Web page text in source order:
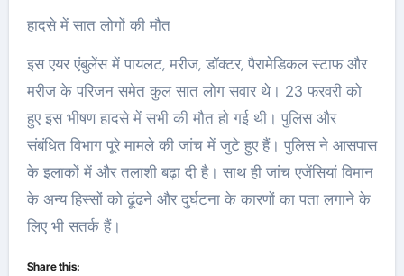
हादसे में सात लोगों की मौत
इस एयर एंबुलेंस में पायलट, मरीज, डॉक्टर, पैरामेडिकल स्टाफ और
मरीज के परिजन समेत कुल सात लोग सवार थे। 23 फरवरी को
हुए इस भीषण हादसे में सभी की मौत हो गई थी। पुलिस और
संबंधित विभाग पूरे मामले की जांच में जुटे हुए हैं। पुलिस ने आसपास
के इलाकों में और तलाशी बढ़ा दी है। साथ ही जांच एजेंसियां विमान
के अन्य हिस्सों को ढूंढने और दुर्घटना के कारणों का पता लगाने के
लिए भी सतर्क हैं।
Share this: